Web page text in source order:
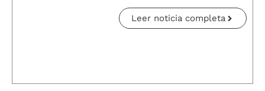
Leer noticia completa